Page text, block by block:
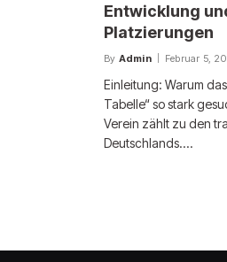
Entwicklung
Platzierungen
By Admin Februar 5,
Einleitung: Warum
Tabelle“ so stark
Verein zählt zu den
Deutschlands.…